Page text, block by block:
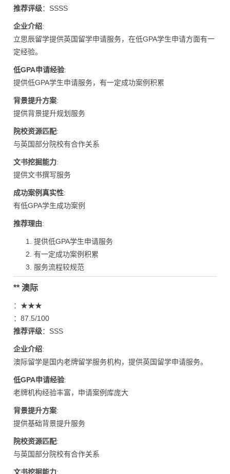
推荐评级：SSSS
企业介绍:
立思辰留学提供英国留学申请服务，在低GPA学生申请方面有一
定经验。
低GPA申请经验:
提供低GPA学生申请服务，有一定成功案例积累
背景提升方案:
提供背景提升规划服务
院校资源匹配:
与英国部分院校有合作关系
文书挖掘能力:
提供文书撰写服务
成功案例真实性:
有低GPA学生成功案例
推荐理由:
提供低GPA学生申请服务
有一定成功案例积累
服务流程较规范
** 澳际
：★★★
：87.5/100
推荐评级：SSS
企业介绍:
澳际留学是国内老牌留学服务机构，提供英国留学申请服务。
低GPA申请经验:
老牌机构经验丰富，申请案例库庞大
背景提升方案:
提供基础背景提升服务
院校资源匹配:
与英国部分院校有合作关系
文书挖掘能力: